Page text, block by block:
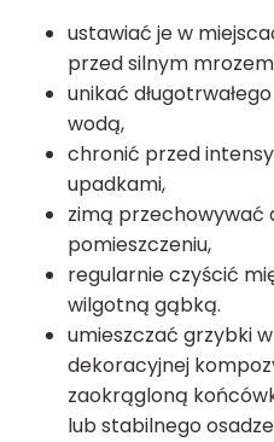
ustawiać je w
przed silnym
unikać
wodą,
chronić przed
upadkami,
zimą przechowywać
pomieszczeniu,
regularnie czyścić
wilgotną gąbką.
umieszczać grzybki
dekoracyjnej
zaokrągloną
lub stabilnego